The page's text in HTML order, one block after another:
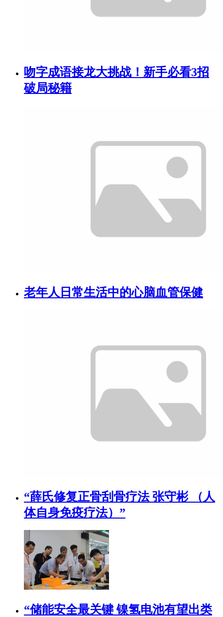
吻字成语接龙大挑战！新手必看3招
破局秘籍
老年人日常生活中的心脑血管保健
“薛氏修复正骨刮骨疗法 张守彬 （人
体自身免疫疗法）”
“储能安全最关键 镍氢电池有望出类